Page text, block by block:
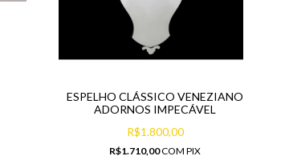
ESPELHO CLÁSSICO VENEZIANO
ADORNOS IMPECÁVEL
R$1.800,00
R$1.710,00COM PIX